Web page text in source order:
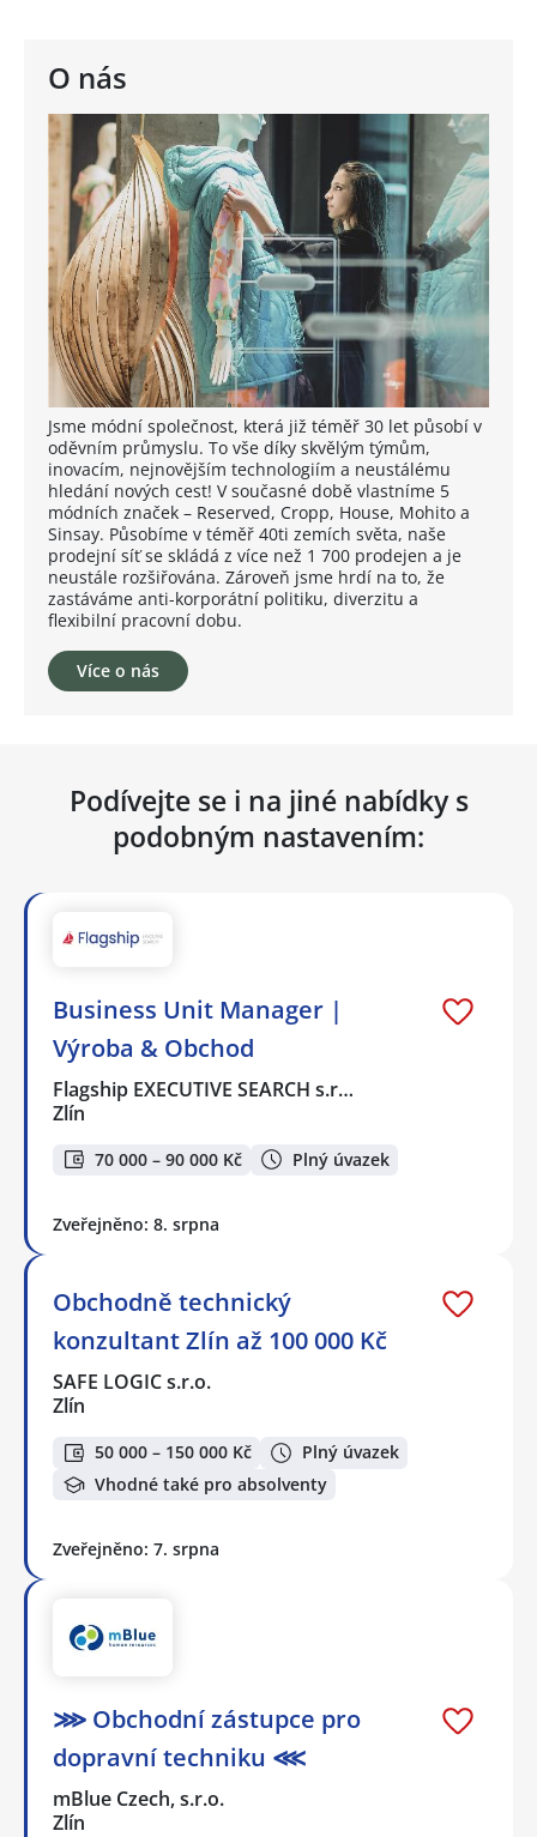
O nás
Jsme módní společnost, která již téměř 30 let působí v
oděvním průmyslu. To vše díky skvělým týmům,
inovacím, nejnovějším technologiím a neustálému
hledání nových cest! V současné době vlastníme 5
módních značek – Reserved, Cropp, House, Mohito a
Sinsay. Působíme v téměř 40ti zemích světa, naše
prodejní síť se skládá z více než 1 700 prodejen a je
neustále rozšiřována. Zároveň jsme hrdí na to, že
zastáváme anti-korporátní politiku, diverzitu a
flexibilní pracovní dobu.
Více o nás
Podívejte se i na jiné nabídky s
podobným nastavením:
Business Unit Manager |
Výroba & Obchod
Flagship EXECUTIVE SEARCH s.r…
Zlín
70 000 – 90 000 Kč Plný úvazek
Zveřejněno: 8. srpna
Obchodně technický
konzultant Zlín až 100 000 Kč
SAFE LOGIC s.r.o.
Zlín
50 000 – 150 000 Kč
Plný úvazek
Vhodné také pro absolventy
Zveřejněno: 7. srpna
⋙ Obchodní zástupce pro
dopravní techniku ⋘
mBlue Czech, s.r.o.
Zlín